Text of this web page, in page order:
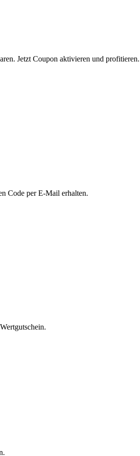
Jetzt Coupon aktivieren und profitieren.
Code per E-Mail erhalten.